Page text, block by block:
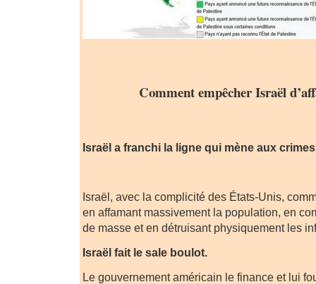
Comment empêcher Israël
Israël a franchi la ligne qui mène aux
Israël, avec la complicité des États-Unis,
en affamant massivement la population, en
de masse et en détruisant physiquement les
Israël fait le sale boulot.
Le gouvernement américain le finance et lui